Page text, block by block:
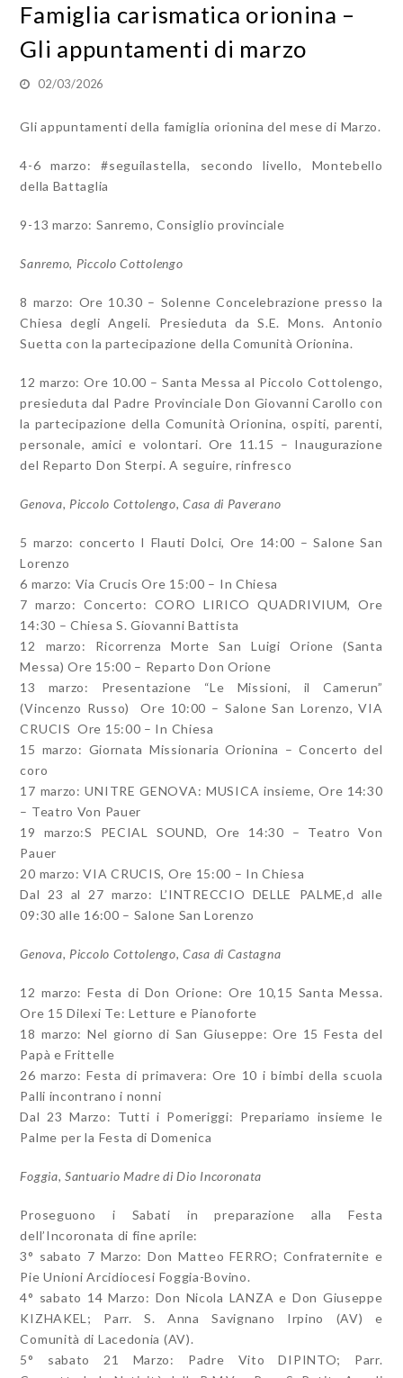
Famiglia carismatica orionina –
Gli appuntamenti di marzo
02/03/2026
Gli appuntamenti della famiglia orionina del mese di Marzo.
4-6 marzo: #seguilastella, secondo livello, Montebello
della Battaglia
9-13 marzo: Sanremo, Consiglio provinciale
Sanremo, Piccolo Cottolengo
8 marzo: Ore 10.30 – Solenne Concelebrazione presso la
Chiesa degli Angeli. Presieduta da S.E. Mons. Antonio
Suetta con la partecipazione della Comunità Orionina.
12 marzo: Ore 10.00 – Santa Messa al Piccolo Cottolengo,
presieduta dal Padre Provinciale Don Giovanni Carollo con
la partecipazione della Comunità Orionina, ospiti, parenti,
personale, amici e volontari. Ore 11.15 – Inaugurazione
del Reparto Don Sterpi. A seguire, rinfresco
Genova, Piccolo Cottolengo, Casa di Paverano
5 marzo: concerto I Flauti Dolci, Ore 14:00 – Salone San
Lorenzo
6 marzo: Via Crucis Ore 15:00 – In Chiesa
7 marzo: Concerto: CORO LIRICO QUADRIVIUM, Ore
14:30 – Chiesa S. Giovanni Battista
12 marzo: Ricorrenza Morte San Luigi Orione (Santa
Messa) Ore 15:00 – Reparto Don Orione
13 marzo: Presentazione “Le Missioni, il Camerun”
(Vincenzo Russo) Ore 10:00 – Salone San Lorenzo, VIA
CRUCIS Ore 15:00 – In Chiesa
15 marzo: Giornata Missionaria Orionina – Concerto del
coro
17 marzo: UNITRE GENOVA: MUSICA insieme, Ore 14:30
– Teatro Von Pauer
19 marzo:S PECIAL SOUND, Ore 14:30 – Teatro Von
Pauer
20 marzo: VIA CRUCIS, Ore 15:00 – In Chiesa
Dal 23 al 27 marzo: L’INTRECCIO DELLE PALME,d alle
09:30 alle 16:00 – Salone San Lorenzo
Genova, Piccolo Cottolengo, Casa di Castagna
12 marzo: Festa di Don Orione: Ore 10,15 Santa Messa.
Ore 15 Dilexi Te: Letture e Pianoforte
18 marzo: Nel giorno di San Giuseppe: Ore 15 Festa del
Papà e Frittelle
26 marzo: Festa di primavera: Ore 10 i bimbi della scuola
Palli incontrano i nonni
Dal 23 Marzo: Tutti i Pomeriggi: Prepariamo insieme le
Palme per la Festa di Domenica
Foggia, Santuario Madre di Dio Incoronata
Proseguono i Sabati in preparazione alla Festa
dell’Incoronata di fine aprile:
3° sabato 7 Marzo:Don Matteo FERRO; Confraternite e
Pie Unioni Arcidiocesi Foggia-Bovino.
4° sabato 14 Marzo: Don Nicola LANZA e Don Giuseppe
KIZHAKEL; Parr.S. Anna Savignano Irpino (AV) e
Comunità di Lacedonia (AV).
5° sabato 21 Marzo: Padre Vito DIPINTO; Parr.